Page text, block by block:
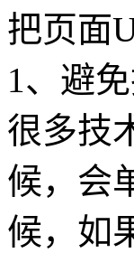
把页面
1、避
很多技
候，会
候，如